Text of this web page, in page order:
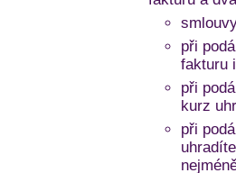
při
fakturu
při
kurz
při